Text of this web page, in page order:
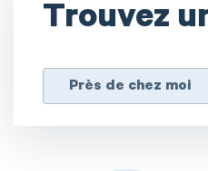
Trouvez
Près de chez moi